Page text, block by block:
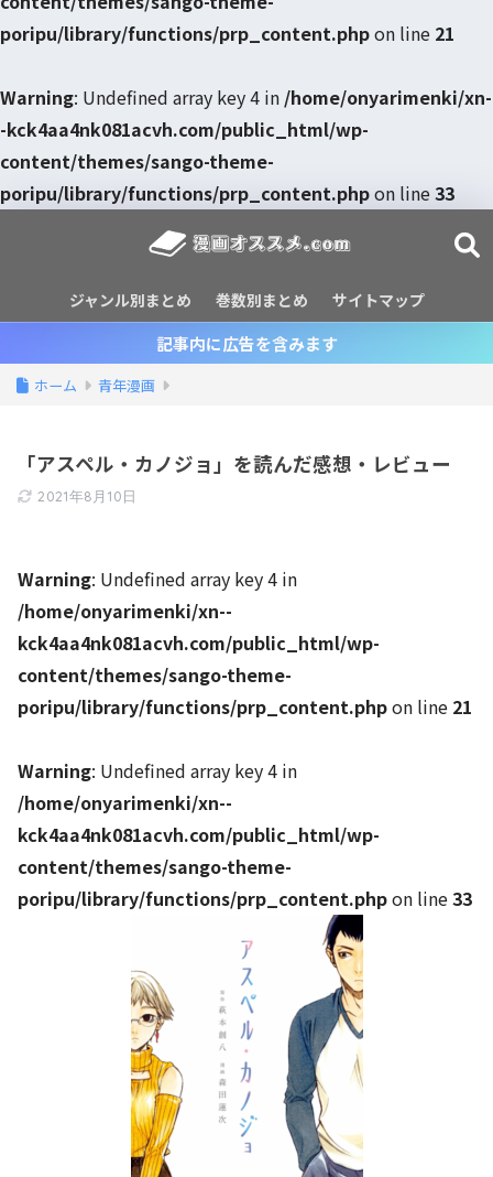
poripu/library/functions/prp_content.phpon line 21
Warning: Undefined array key 4 in /home/onyarimenki/xn-
-kck4aa4nk081acvh.com/public_html/wp-
content/themes/sango-theme-
poripu/library/functions/prp_content.phpon line33
ジャンル別まとめ 巻数別まとめ サイトマップ
記事内に広告を含みます
ホーム 青年漫画
「アスペル・カノジョ」を読んだ感想・レビュー
2021年8月10日
Warning: Undefined array key 4 in
/home/onyarimenki/xn--
kck4aa4nk081acvh.com/public_html/wp-
content/themes/sango-theme-
poripu/library/functions/prp_content.phpon line 21
Warning: Undefined array key 4 in
/home/onyarimenki/xn--
kck4aa4nk081acvh.com/public_html/wp-
content/themes/sango-theme-
poripu/library/functions/prp_content.phpon line33